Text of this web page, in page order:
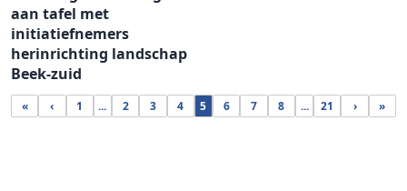
aan tafel met
initiatiefnemers
herinrichting landschap
Beek-zuid
« ‹ 1 ... 2 3 4 5 6 7 8 ... 21 › »